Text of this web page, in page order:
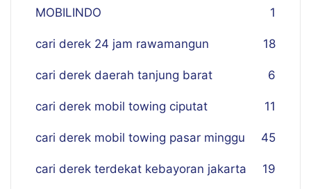
MOBILINDO 1
cari derek 24 jam rawamangun 18
cari derek daerah tanjung barat 6
cari derek mobil towing ciputat 11
cari derek mobil towing pasar minggu 45
cari derek terdekat kebayoran jakarta 19